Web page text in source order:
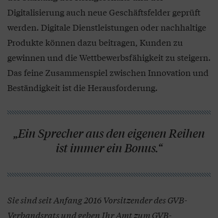
Digitalisierung auch neue Geschäftsfelder geprüft
werden. Digitale Dienstleistungen oder nachhaltige
Produkte können dazu beitragen, Kunden zu
gewinnen und die Wettbewerbsfähigkeit zu steigern.
Das feine Zusammenspiel zwischen Innovation und
Beständigkeit ist die Herausforderung.
„Ein Sprecher aus den eigenen Reihen
ist immer ein Bonus.“
Sie sind seit Anfang 2016 Vorsitzender des GVB-
Verbandsrats und geben Ihr Amt zum GVB-